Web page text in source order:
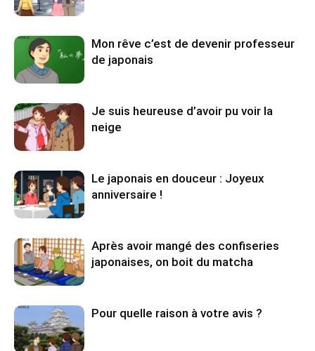
Mon rêve c’est de devenir professeur
de japonais
Je suis heureuse d’avoir pu voir la
neige
Le japonais en douceur : Joyeux
anniversaire !
Après avoir mangé des confiseries
japonaises, on boit du matcha
Pour quelle raison à votre avis ?